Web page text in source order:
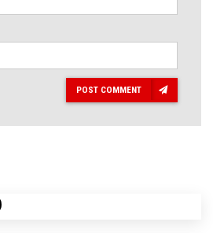
POST COMMENT